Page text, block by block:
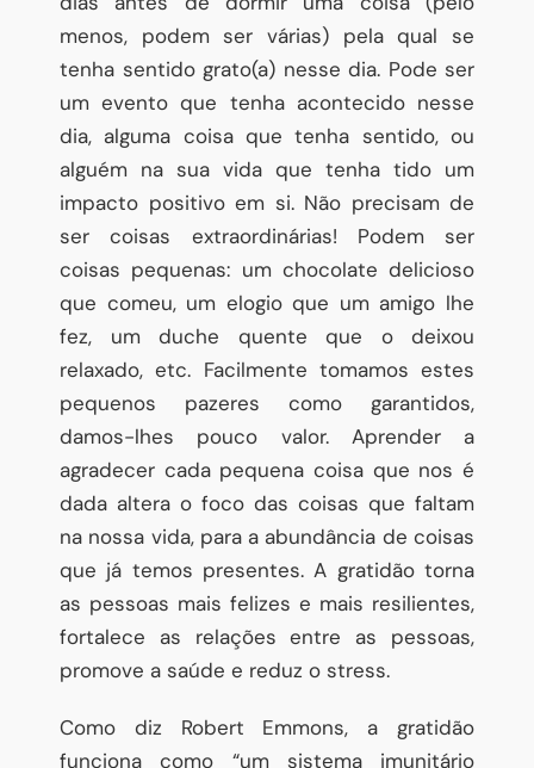
menos, podem ser várias) pela qual se
tenha sentido grato(a) nesse dia. Pode ser
um evento que tenha acontecido nesse
dia, alguma coisa que tenha sentido, ou
alguém na sua vida que tenha tido um
impacto positivo em si. Não precisam de
ser coisas extraordinárias! Podem ser
coisas pequenas: um chocolate delicioso
que comeu, um elogio que um amigo lhe
fez, um duche quente que o deixou
relaxado, etc. Facilmente tomamos estes
pequenos pazeres como garantidos,
damos-lhes pouco valor. Aprender a
agradecer cada pequena coisa que nos é
dada altera o foco das coisas que faltam
na nossa vida, para a abundância de coisas
que já temos presentes. A gratidão torna
as pessoas mais felizes e mais resilientes,
fortalece as relações entre as pessoas,
promove a saúde e reduz o stress.
Como diz Robert Emmons, a gratidão
funciona como “um sistema imunitário